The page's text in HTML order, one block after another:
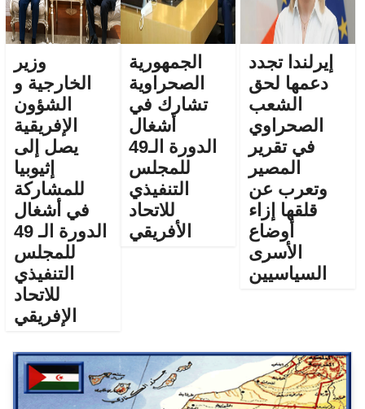
إيرلندا تجدد
دعمها لحق
الشعب
الصحراوي
في تقرير
المصير
وتعرب عن
قلقها إزاء
أوضاع
الأسرى
السياسيين
الجمهورية
الصحراوية
تشارك في
أشغال
الدورة الـ49
للمجلس
التنفيذي
للاتحاد
الأفريقي
وزير
الخارجية و
الشؤون
الإفريقية
يصل إلى
إثيوبيا
للمشاركة
في أشغال
الدورة الـ 49
للمجلس
التنفيذي
للاتحاد
الإفريقي